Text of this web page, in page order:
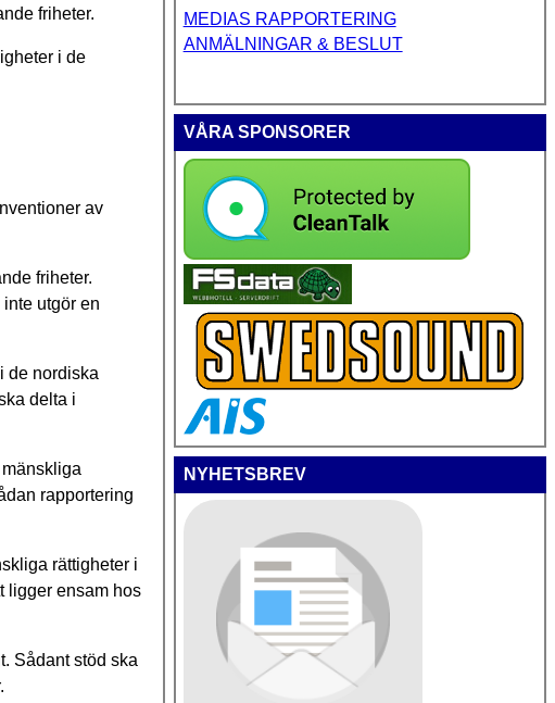
friheter.
i de
av
friheter.
utgör en
de nordiska
delta i
rapportering
rättigheter i
ligger ensam hos
Sådant stöd ska
MEDIAS RAPPORTERING
ANMÄLNINGAR & BESLUT
VÅRA SPONSORER
NYHETSBREV